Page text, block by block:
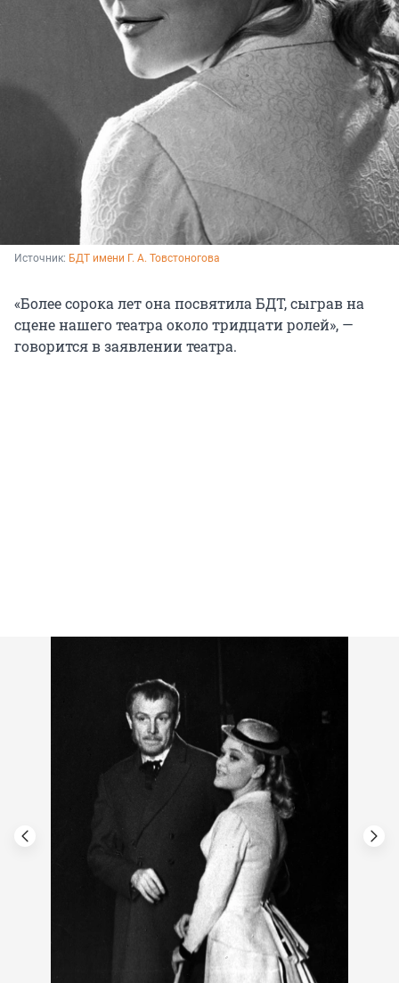
Источник: БДТ имени Г. А. Товстоногова
«Более сорока лет она посвятила БДТ, сыграв на
сцене нашего театра около тридцати ролей», —
говорится в заявлении театра.